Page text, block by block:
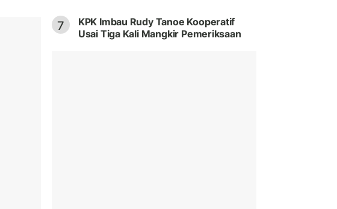
7
KPK Imbau Rudy Tanoe Kooperatif
Usai Tiga Kali Mangkir Pemeriksaan